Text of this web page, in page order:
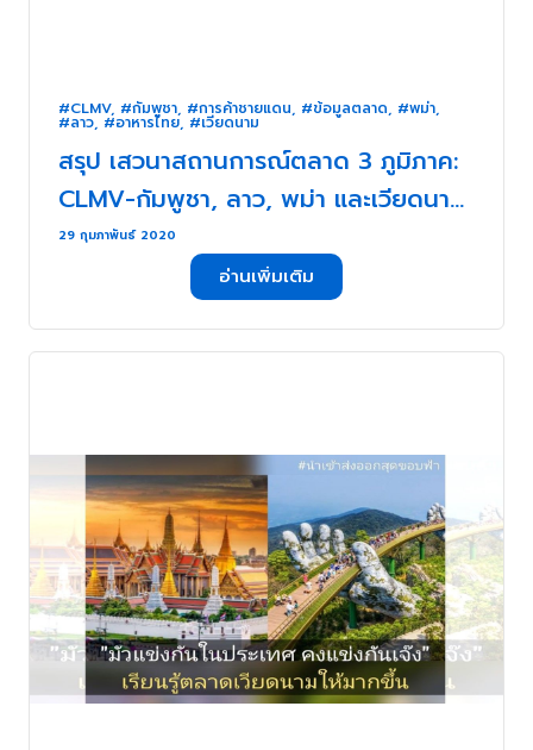
#CLMV, #กัมพูชา, #การค้าชายแดน, #ข้อมูลตลาด, #พม่า,
#ลาว, #อาหารไทย, #เวียดนาม
สรุป เสวนาสถานการณ์ตลาด 3 ภูมิภาค:
CLMV-กัมพูชา, ลาว, พม่า และเวียดนาม
. . .
29 กุมภาพันธ์ 2020
อ่านเพิ่มเติม